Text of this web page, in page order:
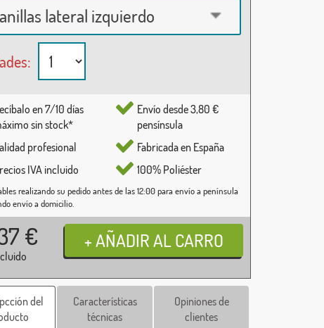
lateral izquierdo
en 7/10 días
sin stock*
profesional
IVA incluido
Envío desde 3,80 €
pensínsula
Fabricada en España
100% Poliéster
realizando su pedido antes de las 12:00 para envío a península
envío a domicilio.
€
del
Características
técnicas
Opiniones de
clientes